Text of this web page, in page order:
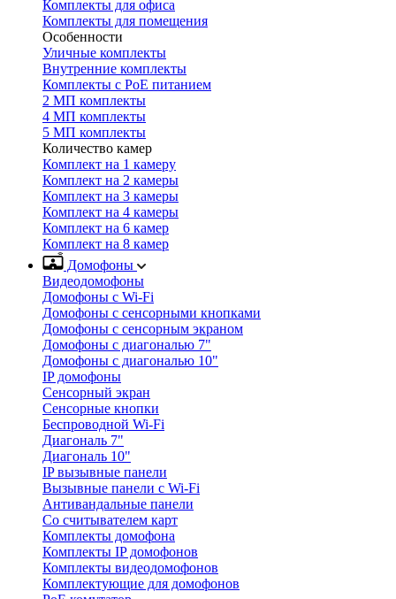
Комплекты для офиса
Комплекты для помещения
Особенности
Уличные комплекты
Внутренние комплекты
Комплекты с PoE питанием
2 МП комплекты
4 МП комплекты
5 МП комплекты
Количество камер
Комплект на 1 камеру
Комплект на 2 камеры
Комплект на 3 камеры
Комплект на 4 камеры
Комплект на 6 камер
Комплект на 8 камер
Домофоны
Видеодомофоны
Домофоны с Wi-Fi
Домофоны с сенсорными кнопками
Домофоны с сенсорным экраном
Домофоны с диагональю 7"
Домофоны с диагональю 10"
IP домофоны
Сенсорный экран
Сенсорные кнопки
Беспроводной Wi-Fi
Диагональ 7"
Диагональ 10"
IP вызывные панели
Вызывные панели с Wi-Fi
Антивандальные панели
Со считывателем карт
Комплекты домофона
Комплекты IP домофонов
Комплекты видеодомофонов
Комплектующие для домофонов